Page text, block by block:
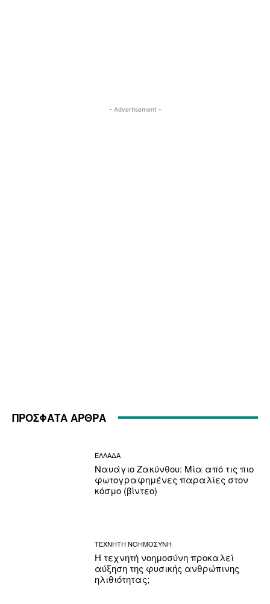
- Advertisement -
ΠΡΟΣΦΑΤΑ ΑΡΘΡΑ
ΕΛΛΑΔΑ
Ναυάγιο Ζακύνθου: Μία από τις πιο
φωτογραφημένες παραλίες στον
κόσμο (βίντεο)
ΤΕΧΝΗΤΗ ΝΟΗΜΟΣΥΝΗ
Η τεχνητή νοημοσύνη προκαλεί
αύξηση της φυσικής ανθρώπινης
ηλιθιότητας;